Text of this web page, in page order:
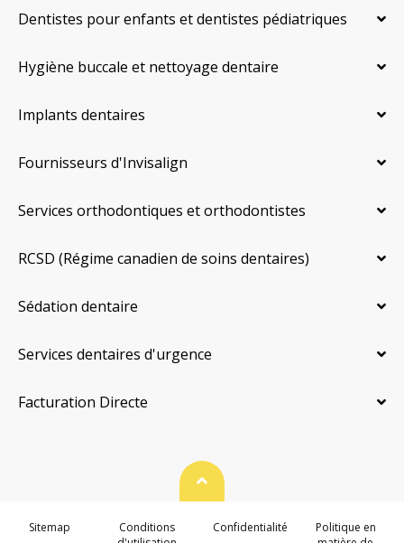
Dentistes pour enfants et dentistes pédiatriques
Hygiène buccale et nettoyage dentaire
Implants dentaires
Fournisseurs d'Invisalign
Services orthodontiques et orthodontistes
RCSD (Régime canadien de soins dentaires)
Sédation dentaire
Services dentaires d'urgence
Facturation Directe
Haut de page
Sitemap
Conditions
Confidentialité
Politique en